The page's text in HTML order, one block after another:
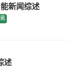
新闻综述
述